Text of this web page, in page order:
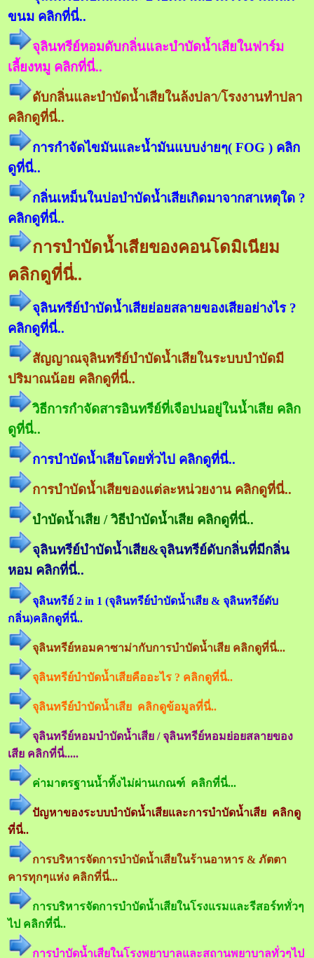
ขนม คลิกที่นี่..
จุลินทรีย์หอมดับกลิ่นและบำบัดน้ำเสียในฟาร์ม
เลี้ยงหมู คลิกที่นี่..
ดับกลิ่นและบำบัดน้ำเสียในล้งปลา/โรงงานทำปลา
คลิกดูที่นี่..
การกำจัดไขมันและน้ำมันแบบง่ายๆ( FOG ) คลิก
ดูที่นี่..
กลิ่นเหม็นในบ่อบำบัดน้ำเสียเกิดมาจากสาเหตุใด ?
คลิกดูที่นี่..
การบำบัดน้ำเสียของคอนโดมิเนียม
คลิกดูที่นี่..
จุลินทรีย์บำบัดน้ำเสียย่อยสลายของเสียอย่างไร ?
คลิกดูที่นี่..
สัญญาณจุลินทรีย์บำบัดน้ำเสียในระบบบำบัดมี
ปริมาณน้อย คลิกดูที่นี่..
วิธีการกำจัดสารอินทรีย์ที่เจือปนอยู่ในน้ำเสีย คลิก
ดูที่นี่..
การบำบัดน้ำเสียโดยทั่วไป คลิกดูที่นี่..
การบำบัดน้ำเสียของแต่ละหน่วยงาน คลิกดูที่นี่..
บำบัดน้ำเสีย / วิธีบำบัดน้ำเสีย คลิกดูที่นี่..
จุลินทรีย์บำบัดน้ำเสีย&จุลินทรีย์ดับกลิ่นที่มีกลิ่น
หอม คลิกที่นี่..
จุลินทรีย์ 2 in 1 (จุลินทรีย์บำบัดน้ำเสีย & จุลินทรีย์ดับ
กลิ่น)คลิกดูที่นี่..
จุลินทรีย์หอมคาซาม่ากับการบำบัดน้ำเสีย คลิกดูที่นี่...
จุลินทรีย์บำบัดน้ำเสียคืออะไร ? คลิกดูที่นี่..
จุลินทรีย์บำบัดน้ำเสีย คลิกดูข้อมูลที่นี่..
จุลินทรีย์หอมบำบัดน้ำเสีย / จุลินทรีย์หอมย่อยสลายของ
เสีย คลิกที่นี่.....
ค่ามาตรฐานน้ำทิ้งไม่ผ่านเกณฑ์ คลิกที่นี่...
ปัญหาของระบบบำบัดน้ำเสียและการบำบัดน้ำเสีย คลิกดู
ที่นี่..
การบริหารจัดการบำบัดน้ำเสียในร้านอาหาร & ภัตตา
คารทุกๆแห่ง คลิกที่นี่...
การบริหารจัดการบำบัดน้ำเสียในโรงแรมและรีสอร์ททั่วๆ
ไป คลิกที่นี่..
การบำบัดน้ำเสียในโรงพยาบาลและสถานพยาบาลทั่วๆไป